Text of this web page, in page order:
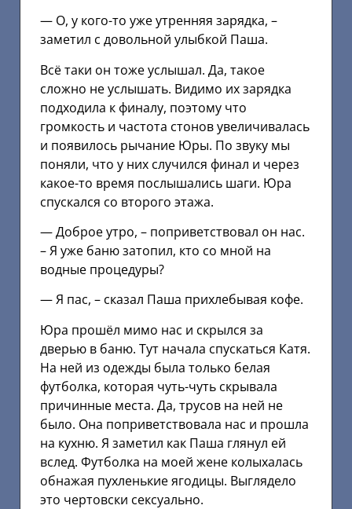
— О, у кого-то уже утренняя зарядка, –
заметил с довольной улыбкой Паша.
Всё таки он тоже услышал. Да, такое
сложно не услышать. Видимо их зарядка
подходила к финалу, поэтому что
громкость и частота стонов увеличивалась
и появилось рычание Юры. По звуку мы
поняли, что у них случился финал и через
какое-то время послышались шаги. Юра
спускался со второго этажа.
— Доброе утро, – поприветствовал он нас.
– Я уже баню затопил, кто со мной на
водные процедуры?
— Я пас, – сказал Паша прихлебывая кофе.
Юра прошёл мимо нас и скрылся за
дверью в баню. Тут начала спускаться Катя.
На ней из одежды была только белая
футболка, которая чуть-чуть скрывала
причинные места. Да, трусов на ней не
было. Она поприветствовала нас и прошла
на кухню. Я заметил как Паша глянул ей
вслед. Футболка на моей жене колыхалась
обнажая пухленькие ягодицы. Выглядело
это чертовски сексуально.